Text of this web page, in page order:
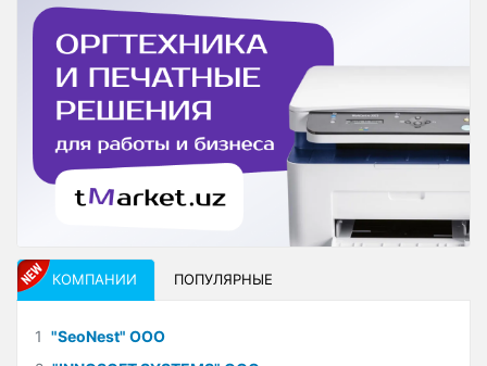
КОМПАНИИ ПОПУЛЯРНЫЕ
1 "SeoNest" ООО